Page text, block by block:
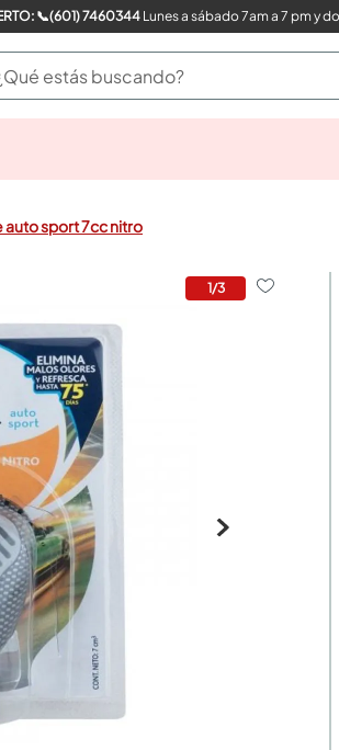
COMPRA CON UN EXPERTO: 📞(601) 7460344Lunes a sábado 7am a 7 pm y
estás buscando?
auto sport 7cc nitro
1/3
closet
sanitarios
comedores
armarios closet
neveras